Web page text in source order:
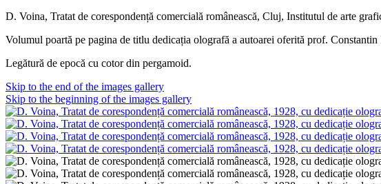
D. Voina, Tratat de corespondență comercială românească, Cluj, Institutul de arte
Volumul poartă pe pagina de titlu dedicația olografă a autoarei oferită prof.
Legătură de epocă cu cotor din pergamoid.
Skip to the end of the images gallery
Skip to the beginning of the images gallery